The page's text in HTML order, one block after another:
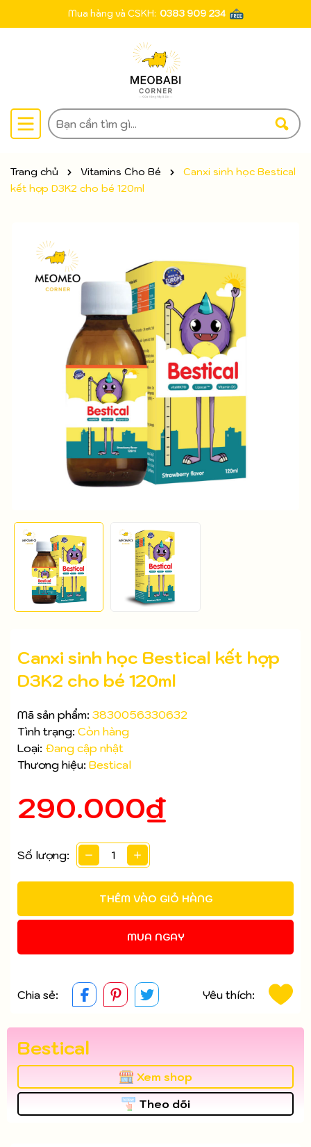
Mua hàng và CSKH: 0383 909 234
Trang chủ Vitamins Cho Bé
Canxi sinh học Bestical
kết hợp D3K2 cho bé 120ml
Canxi sinh học Bestical kết hợp
D3K2 cho bé 120ml
Mã sản phẩm: 3830056330632
Tình trạng: Còn hàng
Loại: Đang cập nhật
Thương hiệu: Bestical
290.000₫
Số lượng:
THÊM VÀO GIỎ HÀNG
MUA NGAY
Mã giảm giá:
Điều kiện:
Chia sẻ: Yêu thích:
Bestical
Xem shop
Theo dõi